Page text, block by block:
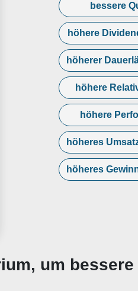
bessere
höhere
höherer
höhere
höhere
höheres
höheres
um